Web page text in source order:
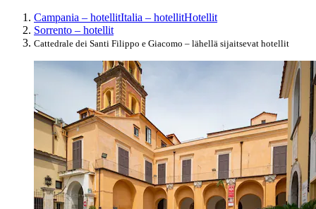
Campania – hotellitItalia – hotellitHotellit
Sorrento – hotellit
Cattedrale dei Santi Filippo e Giacomo – lähellä sijaitsevat hotellit